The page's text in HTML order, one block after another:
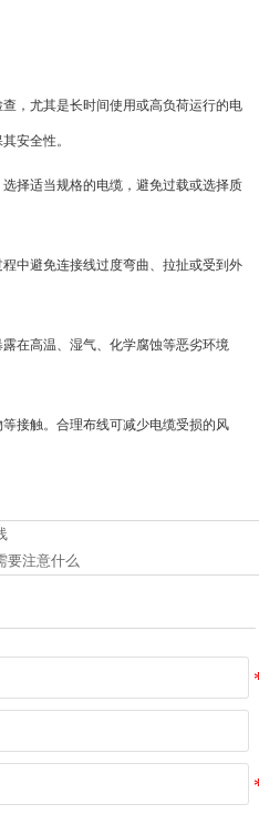
，尤其是长时间使用或高负荷运行的电
安全性。
择适当规格的电缆，避免过载或选择质
中避免连接线过度弯曲、拉扯或受到外
在高温、湿气、化学腐蚀等恶劣环境
接触。合理布线可减少电缆受损的风
要注意什么